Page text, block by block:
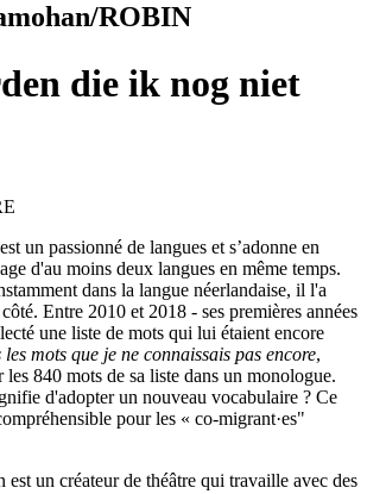
ROBIN
die ik nog niet
un passionné de langues et s’adonne en
d'au moins deux langues en même temps.
dans la langue néerlandaise, il l'a
Entre 2010 et 2018 - ses premières années
une liste de mots qui lui étaient encore
les mots que je ne connaissais pas encore,
840 mots de sa liste dans un monologue.
d'adopter un nouveau vocabulaire ? Ce
pour les « co-migrant·es"
est un créateur de théâtre qui travaille avec des